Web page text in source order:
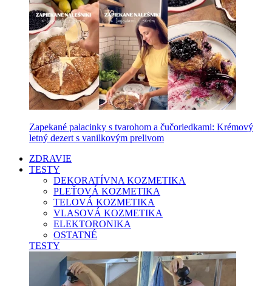
Zapekané palacinky s tvarohom a čučoriedkami: Krémový
letný dezert s vanilkovým prelivom
ZDRAVIE
TESTY
DEKORATÍVNA KOZMETIKA
PLEŤOVÁ KOZMETIKA
TELOVÁ KOZMETIKA
VLASOVÁ KOZMETIKA
ELEKTORONIKA
OSTATNÉ
TESTY